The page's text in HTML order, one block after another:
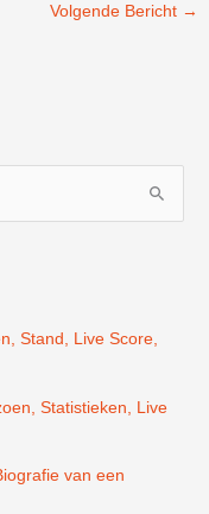
Volgende Bericht →
Stand, Live Score,
Statistieken, Live
van een